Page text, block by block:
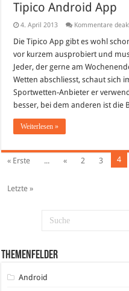
Tipico Android App
4. April 2013 Kommentare
Die Tipico App gibt es wohl
vor kurzem ausprobiert und
Jeder, der gerne am
Wetten abschliesst, schaut sich
Sportwetten-Anbieter er
besser, bei dem anderen ist die
Weiterlesen »
« Erste ... « 2 3 4
Letzte »
Themenfelder
Android